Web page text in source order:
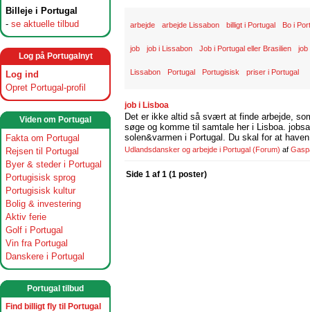
Billeje i Portugal
- se aktuelle tilbud
Log på Portugalnyt
Log ind
Opret Portugal-profil
Viden om Portugal
Fakta om Portugal
Rejsen til Portugal
Byer & steder i Portugal
Portugisisk sprog
Portugisisk kultur
Bolig & investering
Aktiv ferie
Golf i Portugal
Vin fra Portugal
Danskere i Portugal
Portugal tilbud
Find billigt fly til Portugal
arbejde arbejde Lissabon billigt i Portugal Bo i
job job i Lissabon Job i Portugal eller Brasilien job
Lissabon Portugal Portugisisk priser i Portugal
job i Lisboa
Det er ikke altid så svært at finde arbejde,
søge og komme til samtale her i Lisboa.
solen&varmen i Portugal. Du skal for at
Udlandsdansker og arbejde i Portugal (Forum) af
Side 1 af 1 (1 poster)